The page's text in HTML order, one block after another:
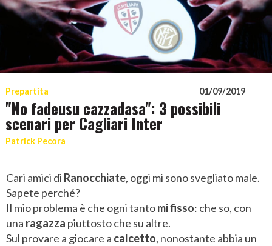
Prepartita 01/09/2019
"No fadeusu cazzadasa": 3 possibili
scenari per Cagliari Inter
Patrick Pecora
Cari amici di Ranocchiate, oggi mi sono svegliato male.
Sapete perché?
Il mio problema è che ogni tantomi fisso: che so, con
una ragazza piuttosto che su altre.
Sul provare a giocare a calcetto, nonostante abbia un